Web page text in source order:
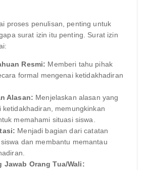
proses penulisan, penting untuk
surat izin itu penting. Surat izin
Resmi: Memberi tahu pihak
formal mengenai ketidakhadiran
Alasan: Menjelaskan alasan yang
ketidakhadiran, memungkinkan
memahami situasi siswa.
Menjadi bagian dari catatan
dan membantu memantau
Jawab Orang Tua/Wali: